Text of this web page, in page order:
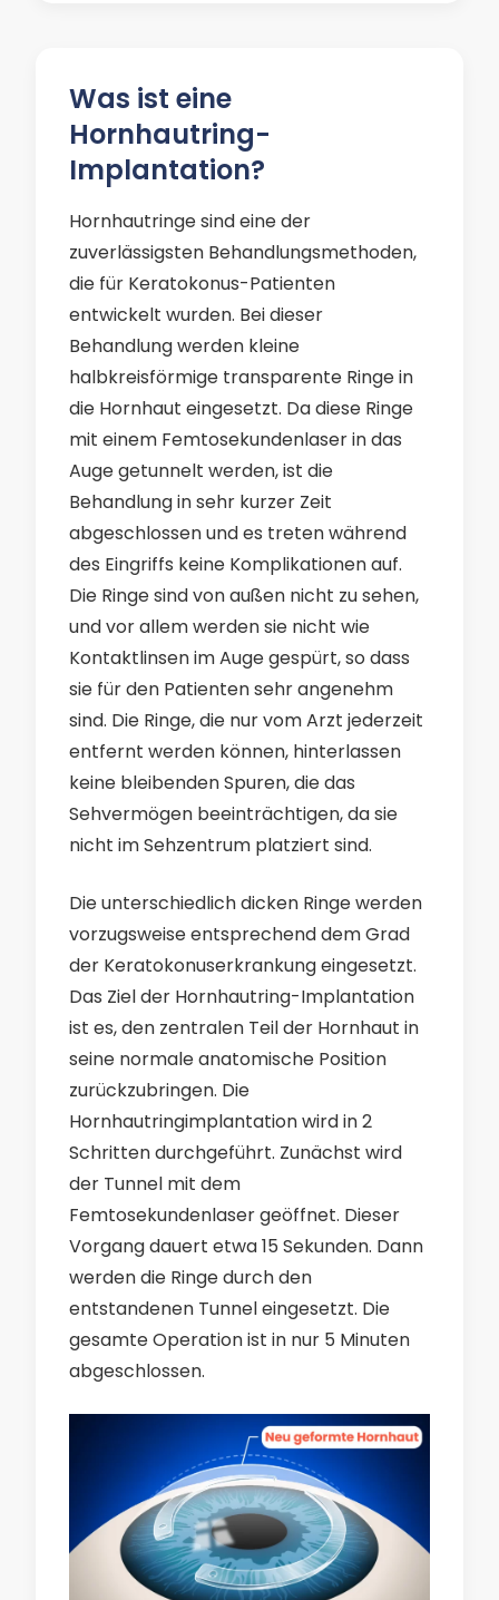
Was ist eine
Hornhautring-
Implantation?
Hornhautringe sind eine der
zuverlässigsten Behandlungsmethoden,
die für Keratokonus-Patienten
entwickelt wurden. Bei dieser
Behandlung werden kleine
halbkreisförmige transparente Ringe in
die Hornhaut eingesetzt. Da diese Ringe
mit einem Femtosekundenlaser in das
Auge getunnelt werden, ist die
Behandlung in sehr kurzer Zeit
abgeschlossen und es treten während
des Eingriffs keine Komplikationen auf.
Die Ringe sind von außen nicht zu sehen,
und vor allem werden sie nicht wie
Kontaktlinsen im Auge gespürt, so dass
sie für den Patienten sehr angenehm
sind. Die Ringe, die nur vom Arzt jederzeit
entfernt werden können, hinterlassen
keine bleibenden Spuren, die das
Sehvermögen beeinträchtigen, da sie
nicht im Sehzentrum platziert sind.
Die unterschiedlich dicken Ringe werden
vorzugsweise entsprechend dem Grad
der Keratokonuserkrankung eingesetzt.
Das Ziel der Hornhautring-Implantation
ist es, den zentralen Teil der Hornhaut in
seine normale anatomische Position
zurückzubringen. Die
Hornhautringimplantation wird in 2
Schritten durchgeführt. Zunächst wird
der Tunnel mit dem
Femtosekundenlaser geöffnet. Dieser
Vorgang dauert etwa 15 Sekunden. Dann
werden die Ringe durch den
entstandenen Tunnel eingesetzt. Die
gesamte Operation ist in nur 5 Minuten
abgeschlossen.